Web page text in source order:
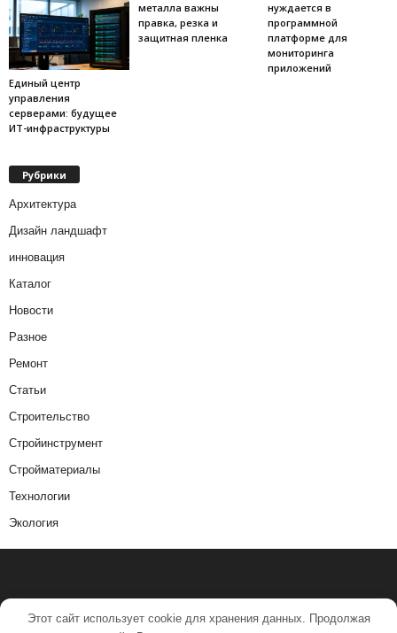
Единый центр
управления
серверами: будущее
ИТ-инфраструктуры
металла важны
правка, резка и
защитная пленка
нуждается в
программной
платформе для
мониторинга
приложений
Рубрики
Архитектура
Дизайн ландшафт
инновация
Каталог
Новости
Разное
Ремонт
Статьи
Строительство
Стройинструмент
Стройматериалы
Технологии
Экология
Этот сайт использует cookie для хранения данных. Продолжая